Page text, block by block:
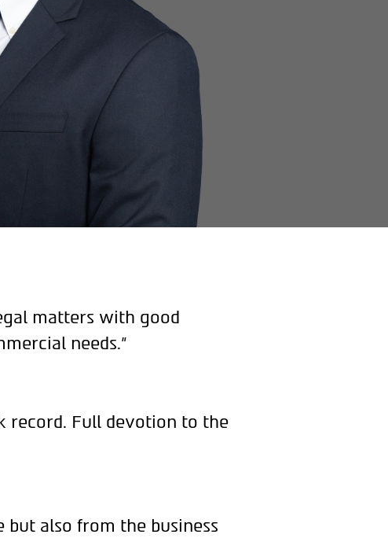
matters with good
needs."
record. Full devotion to the
also from the business